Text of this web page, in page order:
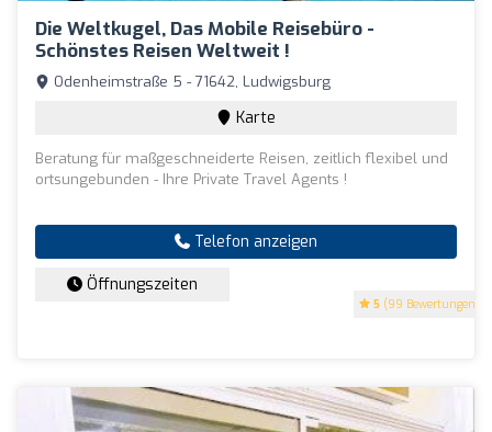
Die Weltkugel, Das Mobile Reisebüro -
Schönstes Reisen Weltweit !
5 (99 Bewertungen)
Odenheimstraße 5 - 71642, Ludwigsburg
Karte
Beratung für maßgeschneiderte Reisen, zeitlich flexibel und
ortsungebunden - Ihre Private Travel Agents !
Telefon anzeigen
Öffnungszeiten